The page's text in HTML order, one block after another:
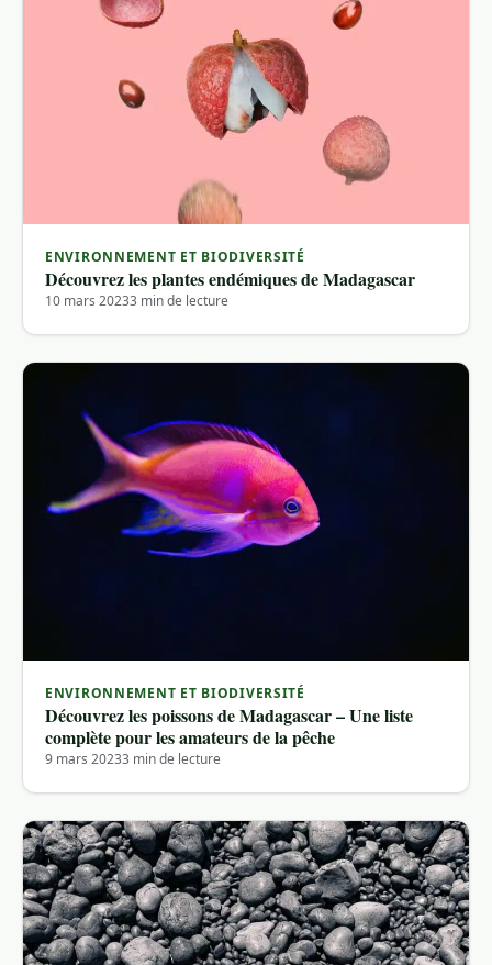
ENVIRONNEMENT ET BIODIVERSITÉ
Découvrez les plantes endémiques de Madagascar
10 mars 20233 min de lecture
ENVIRONNEMENT ET BIODIVERSITÉ
Découvrez les poissons de Madagascar – Une liste
complète pour les amateurs de la pêche
9 mars 20233 min de lecture